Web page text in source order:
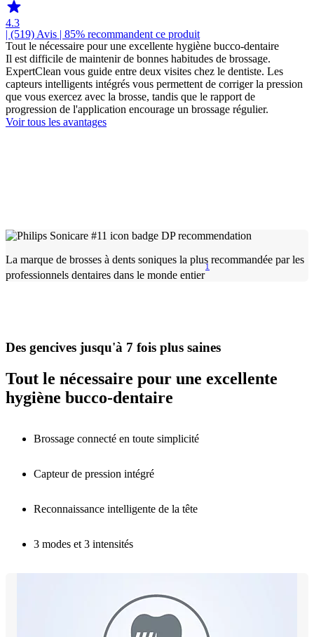
4.3
| (519) Avis | 85% recommandent ce produit
Tout le nécessaire pour une excellente hygiène bucco-dentaire
Il est difficile de maintenir de bonnes habitudes de brossage.
ExpertClean vous guide entre deux visites chez le dentiste. Les
capteurs intelligents intégrés vous permettent de corriger la pression
que vous exercez avec la brosse, tandis que le rapport de
progression de l'application encourage un brossage régulier.
Voir tous les avantages
La marque de brosses à dents soniques la plus recommandée par les
professionnels dentaires dans le monde entier
1
Des gencives jusqu'à 7 fois plus saines
Tout le nécessaire pour une excellente
hygiène bucco-dentaire
Brossage connecté en toute simplicité
Capteur de pression intégré
Reconnaissance intelligente de la tête
3 modes et 3 intensités